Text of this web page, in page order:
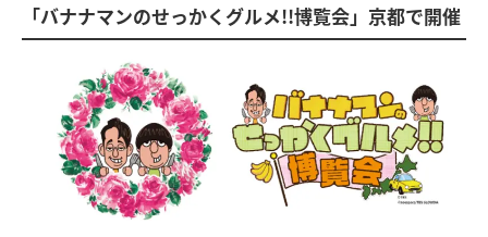
「バナナマンのせっかくグルメ!!博覧会」京都で開催